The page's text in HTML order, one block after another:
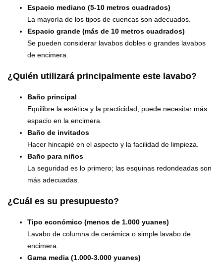
Espacio mediano (5-10 metros cuadrados)
La mayoría de los tipos de cuencas son adecuados.
Espacio grande (más de 10 metros cuadrados)
Se pueden considerar lavabos dobles o grandes lavabos
de encimera.
¿Quién utilizará principalmente este lavabo?
Baño principal
Equilibre la estética y la practicidad; puede necesitar más
espacio en la encimera.
Baño de invitados
Hacer hincapié en el aspecto y la facilidad de limpieza.
Baño para niños
La seguridad es lo primero; las esquinas redondeadas son
más adecuadas.
¿Cuál es su presupuesto?
Tipo económico (menos de 1.000 yuanes)
Lavabo de columna de cerámica o simple lavabo de
encimera.
Gama media (1.000-3.000 yuanes)